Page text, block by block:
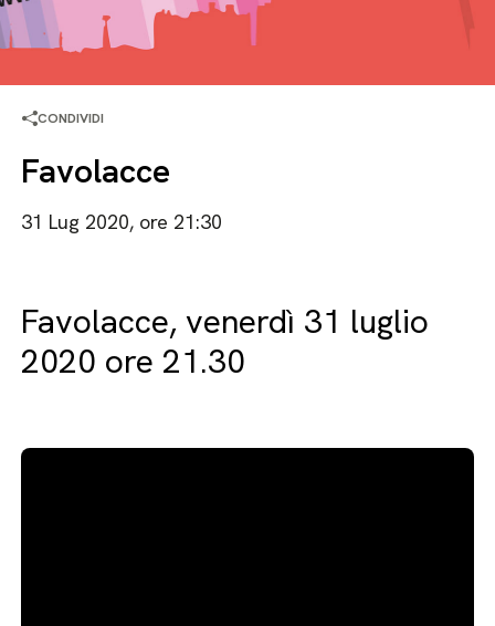
CONDIVIDI
Favolacce
31 Lug 2020, ore 21:30
Favolacce, venerdì 31 luglio
2020 ore 21.30